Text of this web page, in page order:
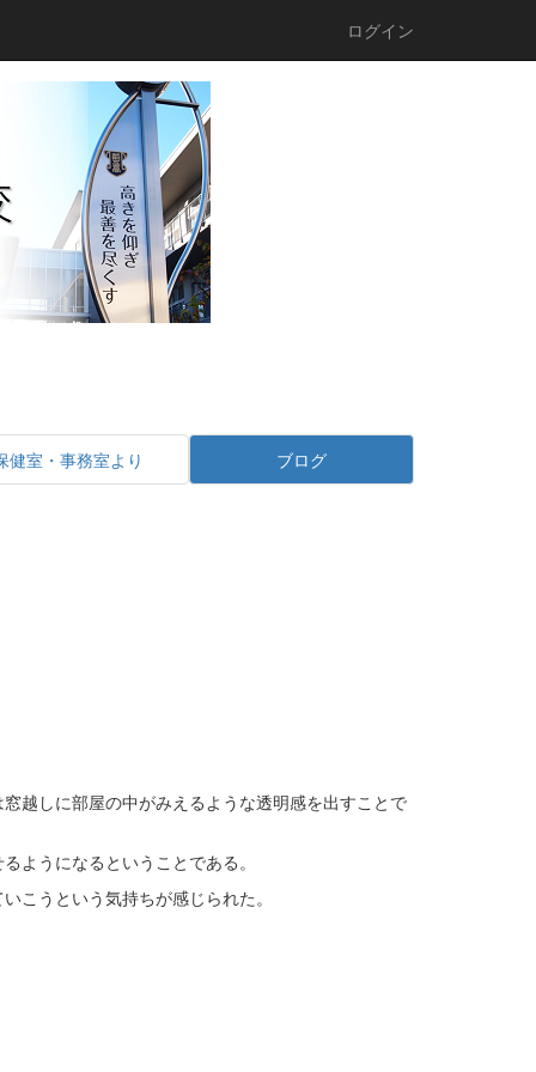
ログイン
健室・事務室より ブログ
越しに部屋の中がみえるような透明感を出すことで
ようになるということである。
こうという気持ちが感じられた。